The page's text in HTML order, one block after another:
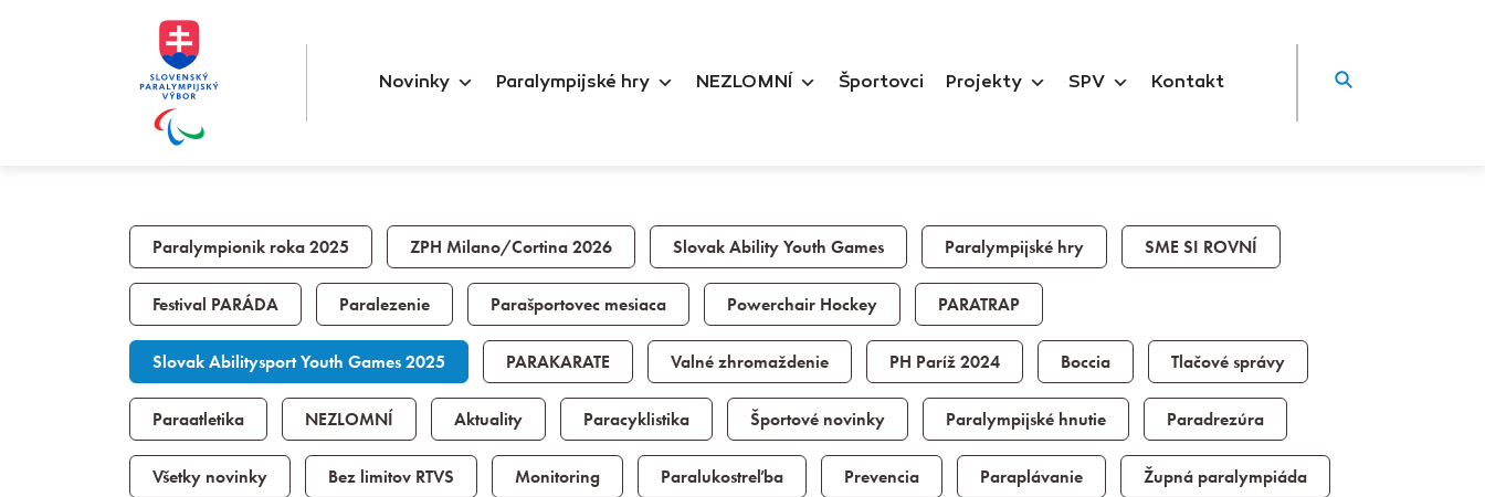
Novinky Paralympijské hry NEZLOMNÍ Športovci Projekty SPV Kontakt
Paralympionik roka 2025 ZPH Milano/Cortina 2026 Slovak Ability Youth Games Paralympijské hry SME SI ROVNÍ
Festival PARÁDA Paralezenie Parašportovec mesiaca Powerchair Hockey PARATRAP
Slovak Abilitysport Youth Games 2025 PARAKARATE Valné zhromaždenie PH Paríž 2024 Boccia Tlačové správy
Paraatletika NEZLOMNÍ Aktuality Paracyklistika Športové novinky Paralympijské hnutie Paradrezúra
Všetky novinky Bez limitov RTVS Monitoring Paralukostreľba Prevencia Paraplávanie Župná paralympiáda